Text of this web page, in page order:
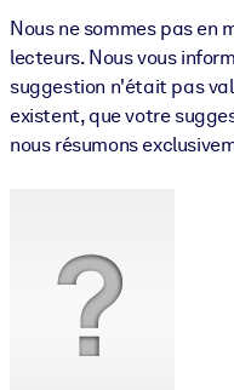
Préparez vos dirigeants
Apprentissage
Facilitez
Upskilling &
Bâtissez une main-
PAR SYSTÈME
Nous ne sommes pas en
lecteurs. Nous vous
suggestion n'était pas
existent, que votre
nous résumons